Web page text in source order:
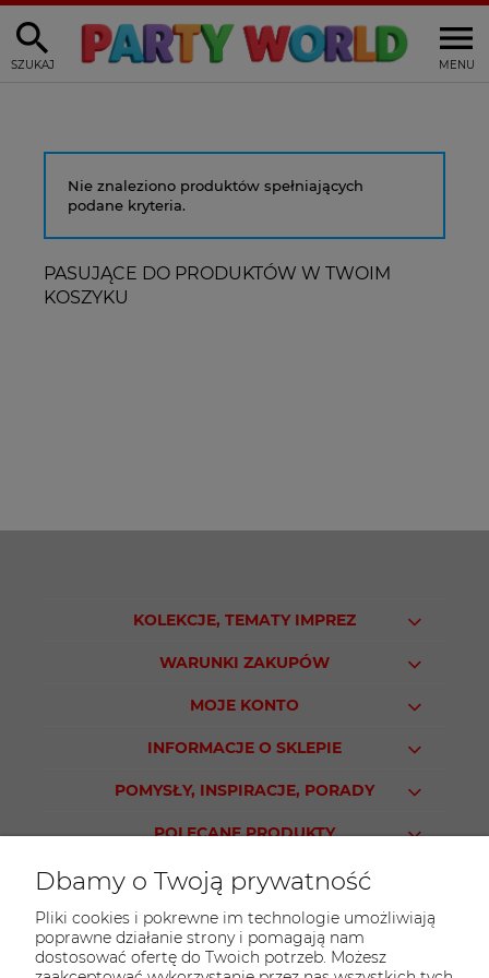
MENU
SZUKAJ
Nie znaleziono produktów spełniających
podane kryteria.
PASUJĄCE DO PRODUKTÓW W TWOIM
KOSZYKU
KOLEKCJE, TEMATY IMPREZ
WARUNKI ZAKUPÓW
MOJE KONTO
INFORMACJE O SKLEPIE
POMYSŁY, INSPIRACJE, PORADY
POLECANE PRODUKTY
KONTAKT
Dbamy o Twoją prywatność
Pliki cookies i pokrewne im technologie umożliwiają
poprawne działanie strony i pomagają nam
dostosować ofertę do Twoich potrzeb. Możesz